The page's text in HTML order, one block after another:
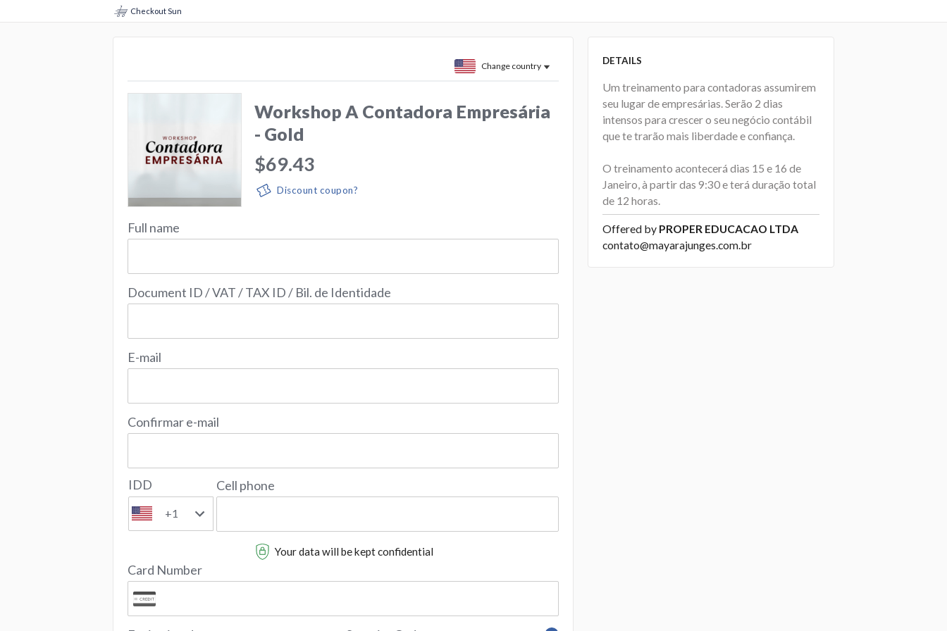
Checkout Sun
Change country
Workshop A Contadora Empresária
- Gold
$69.43
Discount coupon?
Full name
Document ID / VAT / TAX ID / Bil. de Identidade
E-mail
Confirmar e-mail
IDD
+1
Cell phone
Your data will be kept confidential
Card Number
DETAILS
Um treinamento para contadoras assumirem
seu lugar de empresárias. Serão 2 dias
intensos para crescer o seu negócio contábil
que te trarão mais liberdade e confiança.
O treinamento acontecerá dias 15 e 16 de
Janeiro, à partir das 9:30 e terá duração total
de 12 horas.
Offered by PROPER EDUCACAO LTDA
contato@mayarajunges.com.br